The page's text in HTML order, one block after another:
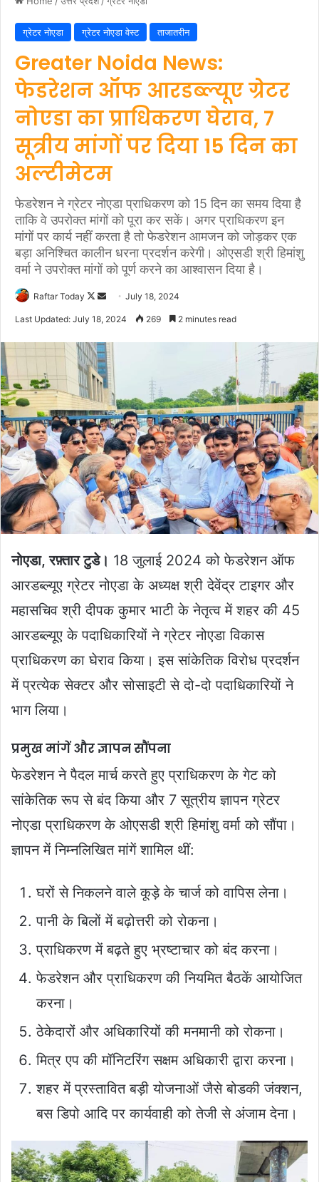
ग्रेटर नोएडा ग्रेटर नोएडा वेस्ट ताजातरीन
Greater Noida News:
फेडरेशन ऑफ आरडब्ल्यूए ग्रेटर
नोएडा का प्राधिकरण घेराव, 7
सूत्रीय मांगों पर दिया 15 दिन का
अल्टीमेटम
फेडरेशन ने ग्रेटर नोएडा प्राधिकरण को 15 दिन का समय दिया है
ताकि वे उपरोक्त मांगों को पूरा कर सकें। अगर प्राधिकरण इन
मांगों पर कार्य नहीं करता है तो फेडरेशन आमजन को जोड़कर एक
बड़ा अनिश्चित कालीन धरना प्रदर्शन करेगी। ओएसडी श्री हिमांशु
वर्मा ने उपरोक्त मांगों को पूर्ण करने का आश्वासन दिया है।
Raftar Today
Follow
SendJuly 18, 2024
Last Updated: July 18, 2024 269 2 minutes read
नोएडा, रफ़्तार टुडे। 18 जुलाई 2024 को फेडरेशन ऑफ
आरडब्ल्यूए ग्रेटर नोएडा के अध्यक्ष श्री देवेंद्र टाइगर और
महासचिव श्री दीपक कुमार भाटी के नेतृत्व में शहर की 45
आरडब्ल्यूए के पदाधिकारियों ने ग्रेटर नोएडा विकास
प्राधिकरण का घेराव किया। इस सांकेतिक विरोध प्रदर्शन
में प्रत्येक सेक्टर और सोसाइटी से दो-दो पदाधिकारियों ने
भाग लिया।
प्रमुख मांगें और ज्ञापन सौंपना
फेडरेशन ने पैदल मार्च करते हुए प्राधिकरण के गेट को
सांकेतिक रूप से बंद किया और 7 सूत्रीय ज्ञापन ग्रेटर
नोएडा प्राधिकरण के ओएसडी श्री हिमांशु वर्मा को सौंपा।
ज्ञापन में निम्नलिखित मांगें शामिल थीं:
घरों से निकलने वाले कूड़े के चार्ज को वापिस लेना।
पानी के बिलों में बढ़ोत्तरी को रोकना।
प्राधिकरण में बढ़ते हुए भ्रष्टाचार को बंद करना।
फेडरेशन और प्राधिकरण की नियमित बैठकें आयोजित
करना।
ठेकेदारों और अधिकारियों की मनमानी को रोकना।
मित्र एप की मॉनिटरिंग सक्षम अधिकारी द्वारा करना।
शहर में प्रस्तावित बड़ी योजनाओं जैसे बोडकी जंक्शन,
बस डिपो आदि पर कार्यवाही को तेजी से अंजाम देना।